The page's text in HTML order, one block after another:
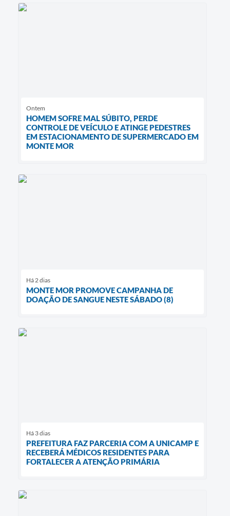
Ontem
HOMEM SOFRE MAL SÚBITO, PERDE
CONTROLE DE VEÍCULO E ATINGE PEDESTRES
EM ESTACIONAMENTO DE SUPERMERCADO EM
MONTE MOR
Há 2 dias
MONTE MOR PROMOVE CAMPANHA DE
DOAÇÃO DE SANGUE NESTE SÁBADO (8)
Há 3 dias
PREFEITURA FAZ PARCERIA COM A UNICAMP E
RECEBERÁ MÉDICOS RESIDENTES PARA
FORTALECER A ATENÇÃO PRIMÁRIA